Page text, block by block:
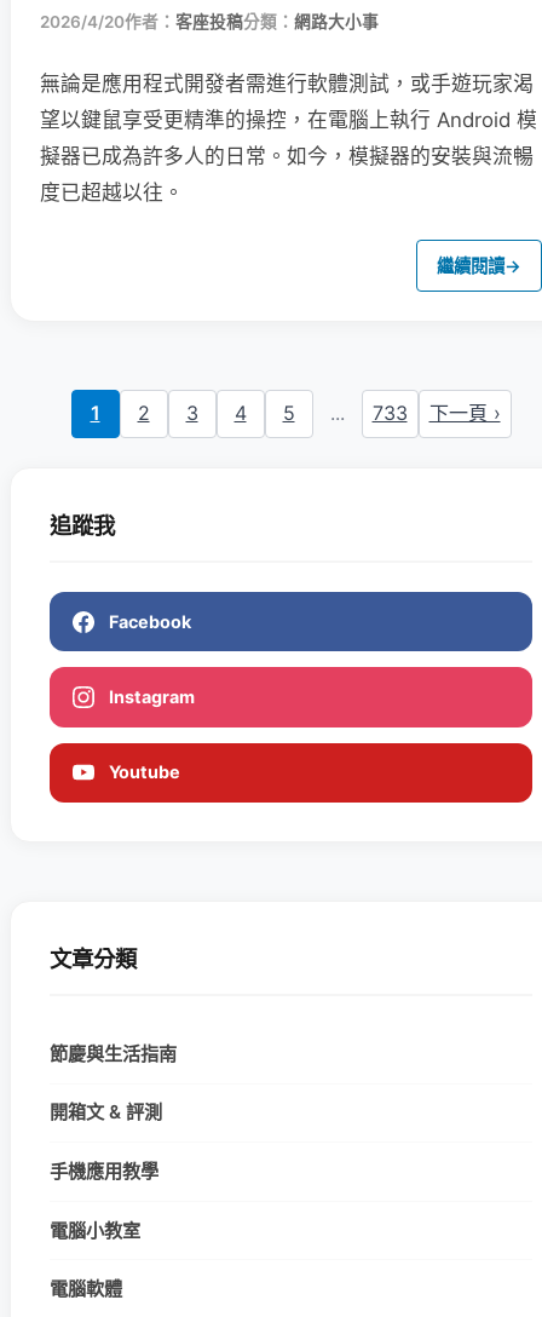
2026/4/20作者： 客座投稿分類： 網路大小事
無論是應用程式開發者需進行軟體測試，或手遊玩家渴
望以鍵鼠享受更精準的操控，在電腦上執行 Android 模
擬器已成為許多人的日常。如今，模擬器的安裝與流暢
度已超越以往。
繼續閱讀→
1 2 3 4 5 ... 733 下一頁 ›
追蹤我
Facebook
Instagram
Youtube
文章分類
節慶與生活指南
開箱文 & 評測
手機應用教學
電腦小教室
電腦軟體